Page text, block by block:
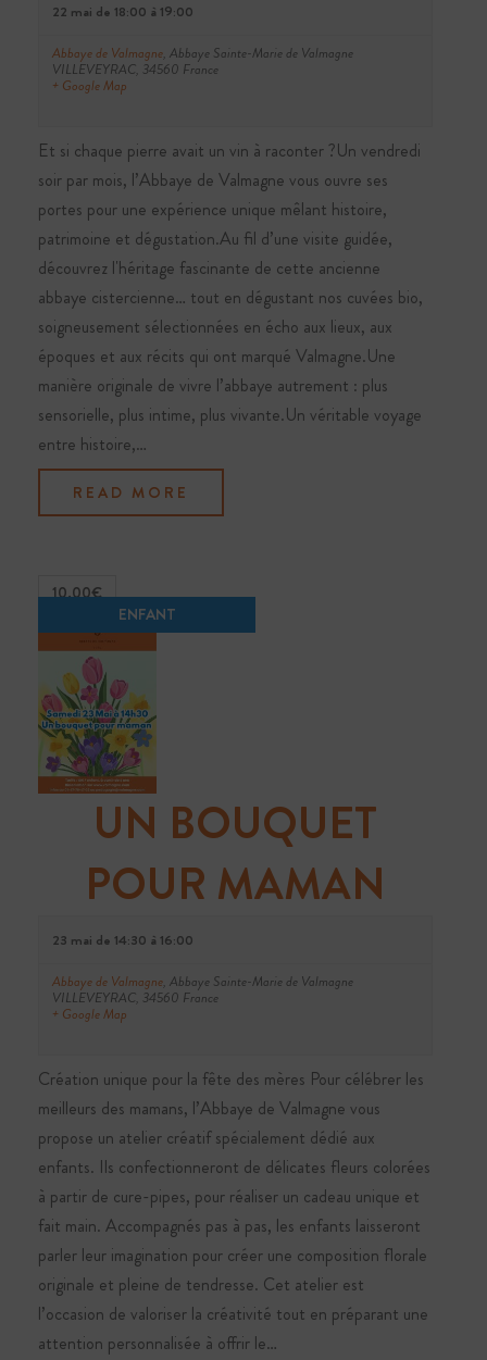
22 mai de 18:00 à 19:00
Abbaye de Valmagne Abbaye Sainte-Marie de Valmagne
VILLEVEYRAC 34560 France
+ Google Map
Et si chaque pierre avait un vin à raconter ?Un vendredi
soir par mois, l’Abbaye de Valmagne vous ouvre ses
portes pour une expérience unique mêlant histoire,
patrimoine et dégustation.Au fil d’une visite guidée,
découvrez l'héritage fascinante de cette ancienne
abbaye cistercienne… tout en dégustant nos cuvées bio,
soigneusement sélectionnées en écho aux lieux, aux
époques et aux récits qui ont marqué Valmagne.Une
manière originale de vivre l’abbaye autrement : plus
sensorielle, plus intime, plus vivante.Un véritable voyage
entre histoire,…
READ MORE
10.00€
UN BOUQUET
POUR MAMAN
23 mai de 14:30 à 16:00
Abbaye de Valmagne Abbaye Sainte-Marie de Valmagne
VILLEVEYRAC 34560 France
+ Google Map
Création unique pour la fête des mères Pour célébrer les
meilleurs des mamans, l’Abbaye de Valmagne vous
propose un atelier créatif spécialement dédié aux
enfants. Ils confectionneront de délicates fleurs colorées
à partir de cure-pipes, pour réaliser un cadeau unique et
fait main. Accompagnés pas à pas, les enfants laisseront
parler leur imagination pour créer une composition florale
originale et pleine de tendresse. Cet atelier est
l’occasion de valoriser la créativité tout en préparant une
attention personnalisée à offrir le…